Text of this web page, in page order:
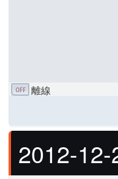
離線
2012-